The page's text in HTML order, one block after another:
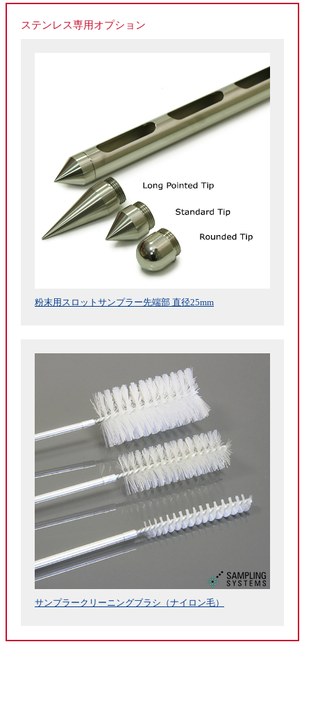
ステンレス専用オプション
粉末用スロットサンプラー先端部 直径25mm
サンプラークリーニングブラシ（ナイロン毛）